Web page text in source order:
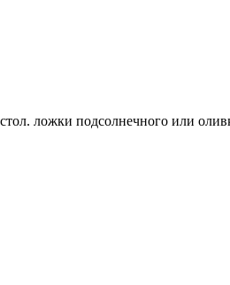
ложки подсолнечного или